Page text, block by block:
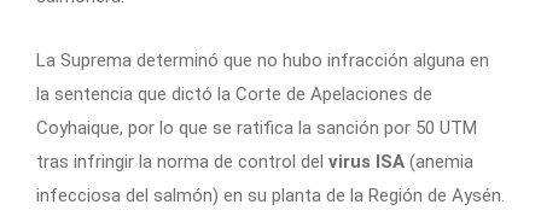
La Suprema determinó que no hubo infracción alguna en
la sentencia que dictó la Corte de Apelaciones de
Coyhaique, por lo que se ratifica la sanción por 50 UTM
tras infringir la norma de control del virus ISA (anemia
infecciosa del salmón) en su planta de la Región de Aysén.